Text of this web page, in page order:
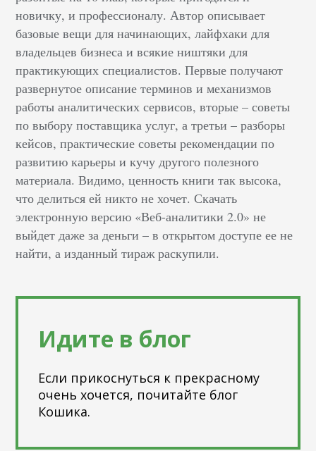
новичку, и профессионалу. Автор описывает
базовые вещи для начинающих, лайфхаки для
владельцев бизнеса и всякие ништяки для
практикующих специалистов. Первые получают
развернутое описание терминов и механизмов
работы аналитических сервисов, вторые – советы
по выбору поставщика услуг, а третьи – разборы
кейсов, практические советы рекомендации по
развитию карьеры и кучу другого полезного
материала. Видимо, ценность книги так высока,
что делиться ей никто не хочет. Скачать
электронную версию «Веб-аналитики 2.0» не
выйдет даже за деньги – в открытом доступе ее не
найти, а изданный тираж раскупили.
Идите в блог
Если прикоснуться к прекрасному
очень хочется, почитайте блог
Кошика.